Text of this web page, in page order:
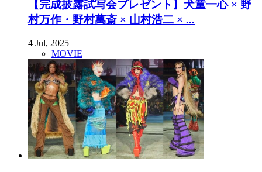
【完成披露試写会プレゼント】犬童一心 × 野
村万作・野村萬斎 × 山村浩二 × ...
4 Jul, 2025
MOVIE